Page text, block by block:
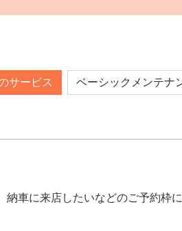
サービス ベーシックメンテナ
納車に来店したいなどのご予約枠